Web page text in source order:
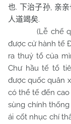
也. 下治子孙, 亲亲
人道竭矣.
(Lễ chế quy
được cử hành tế
ra thuỷ tổ của
Chưhầu tế tổ
được quốc quân
có thể tế đến
sùng chính
ái cốt nhục chí